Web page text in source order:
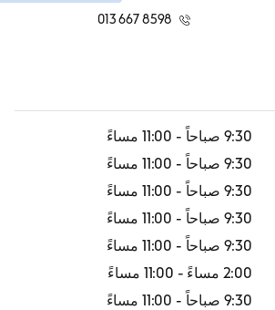
013 667 8598
9:30 صباحاً - 11:00 مساءً
9:30 صباحاً - 11:00 مساءً
9:30 صباحاً - 11:00 مساءً
9:30 صباحاً - 11:00 مساءً
9:30 صباحاً - 11:00 مساءً
2:00 مساءً - 11:00 مساءً
9:30 صباحاً - 11:00 مساءً